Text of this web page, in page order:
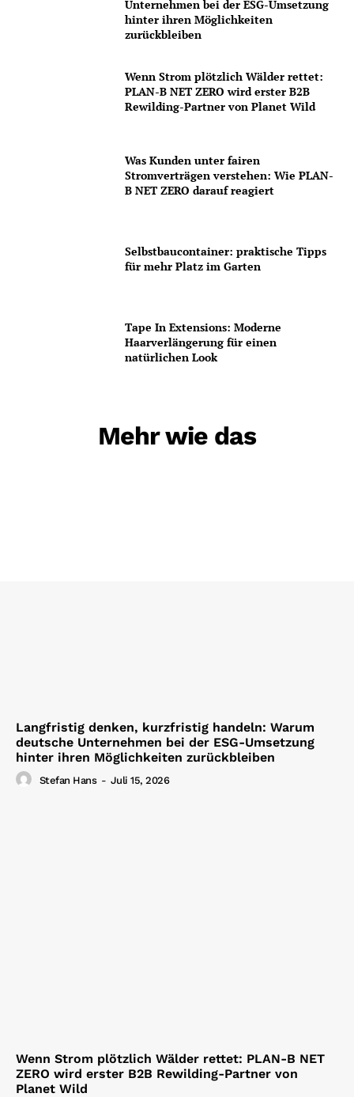
Unternehmen bei der ESG-Umsetzung
hinter ihren Möglichkeiten
zurückbleiben
Wenn Strom plötzlich Wälder rettet:
PLAN-B NET ZERO wird erster B2B
Rewilding-Partner von Planet Wild
Was Kunden unter fairen
Stromverträgen verstehen: Wie PLAN-
B NET ZERO darauf reagiert
Selbstbaucontainer: praktische Tipps
für mehr Platz im Garten
Tape In Extensions: Moderne
Haarverlängerung für einen
natürlichen Look
Mehr wie das
Langfristig denken, kurzfristig handeln: Warum
deutsche Unternehmen bei der ESG-Umsetzung
hinter ihren Möglichkeiten zurückbleiben
Stefan Hans - Juli 15, 2026
Wenn Strom plötzlich Wälder rettet: PLAN-B NET
ZERO wird erster B2B Rewilding-Partner von
Planet Wild